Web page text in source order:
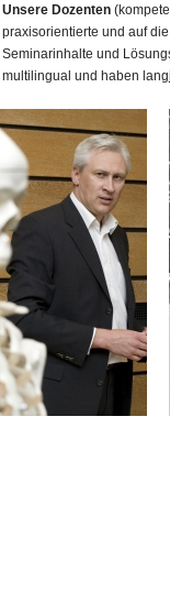
Unsere Dozenten
praxisorientierte und auf
Seminarinhalte und
multilingual und haben